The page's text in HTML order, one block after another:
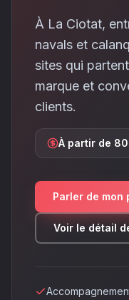
À La Ciotat,
navals et
sites qui
marque et
clients.
À partir de
Parler de mon
Voir le détail